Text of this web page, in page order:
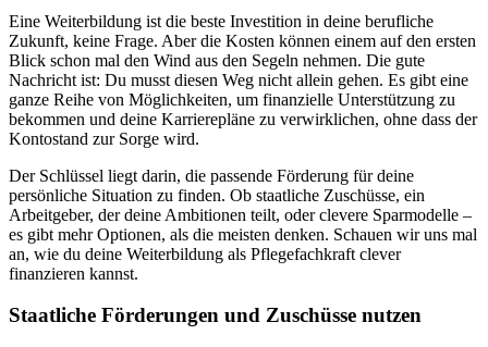
Eine Weiterbildung ist die beste Investition in deine berufliche
Zukunft, keine Frage. Aber die Kosten können einem auf den ersten
Blick schon mal den Wind aus den Segeln nehmen. Die gute
Nachricht ist: Du musst diesen Weg nicht allein gehen. Es gibt eine
ganze Reihe von Möglichkeiten, um finanzielle Unterstützung zu
bekommen und deine Karrierepläne zu verwirklichen, ohne dass der
Kontostand zur Sorge wird.
Der Schlüssel liegt darin, die passende Förderung für deine
persönliche Situation zu finden. Ob staatliche Zuschüsse, ein
Arbeitgeber, der deine Ambitionen teilt, oder clevere Sparmodelle –
es gibt mehr Optionen, als die meisten denken. Schauen wir uns mal
an, wie du deine Weiterbildung als Pflegefachkraft clever
finanzieren kannst.
Staatliche Förderungen und Zuschüsse nutzen